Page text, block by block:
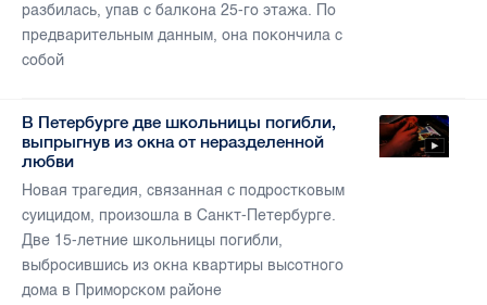
разбилась, упав с балкона 25-го этажа. По
предварительным данным, она покончила с
собой
В Петербурге две школьницы погибли,
выпрыгнув из окна от неразделенной
любви
Новая трагедия, связанная с подростковым
суицидом, произошла в Санкт-Петербурге.
Две 15-летние школьницы погибли,
выбросившись из окна квартиры высотного
дома в Приморском районе